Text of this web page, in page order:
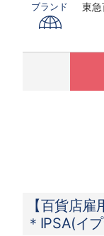
〇
※
※
ブランド 東
【百貨店
＊IPSA(イ